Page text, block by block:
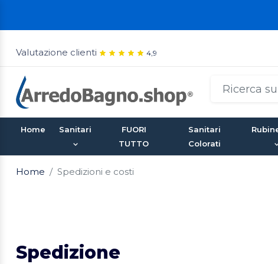
Valutazione clienti 4,9
Home Sanitari
FUORI
TUTTO
Sanitari
Colorati
Home Spedizioni e costi
Spedizione